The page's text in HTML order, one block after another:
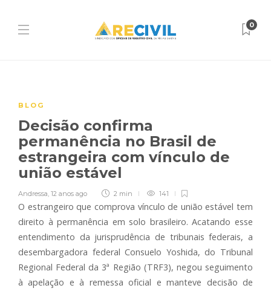
0
BLOG
Decisão confirma
permanência no Brasil de
estrangeira com vínculo de
união estável
Andressa, 12 anos ago 2 min 141
O estrangeiro que comprova vínculo de união estável tem
direito à permanência em solo brasileiro. Acatando esse
entendimento da jurisprudência de tribunais federais, a
desembargadora federal Consuelo Yoshida, do Tribunal
Regional Federal da 3ª Região (TRF3), negou seguimento
à apelação e à remessa oficial e manteve decisão de